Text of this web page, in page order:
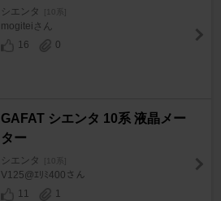
シエンタ
mogiteiさん
16
0
GAFAT シエンタ 10系 液晶メー
ター
シエンタ
V125@ｴﾘﾐ400さん
11
1